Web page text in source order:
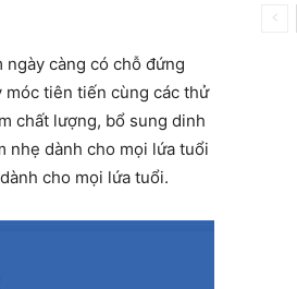
càng có chỗ đứng
móc tiên tiến cùng các thử
chất lượng, bổ sung dinh
nhẹ dành cho mọi lứa tuổi
cho mọi lứa tuổi.